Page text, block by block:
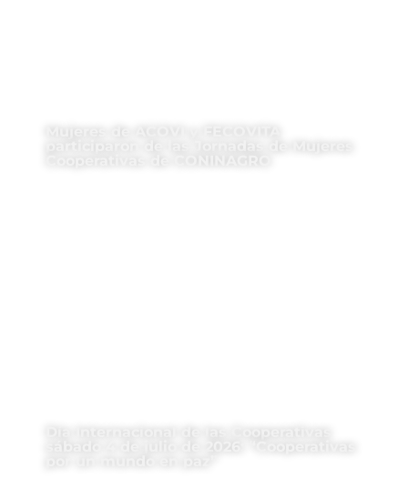
Día Internacional de las Cooperativas